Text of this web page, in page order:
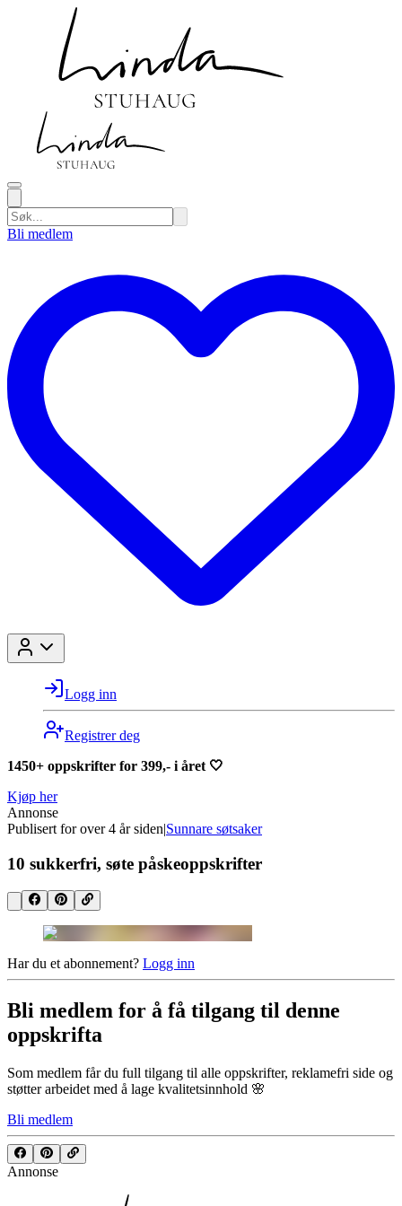
Bli medlem
Logg inn
Registrer deg
1450+ oppskrifter for 399,- i året 🤍
Kjøp her
Annonse
Publisert for over 4 år siden|Sunnare søtsaker
10 sukkerfri, søte påskeoppskrifter
Har du et abonnement? Logg inn
Bli medlem for å få tilgang til denne
oppskrifta
Som medlem får du full tilgang til alle oppskrifter, reklamefri side og
støtter arbeidet med å lage kvalitetsinnhold 🌸
Bli medlem
Annonse